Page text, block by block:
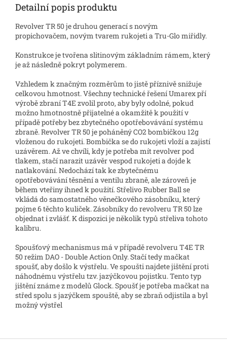
Detailní popis produktu
Revolver TR 50 je druhou generací s novým
propichovačem, novým tvarem rukojeti a Tru-Glo miřidly.
Konstrukce je tvořena slitinovým základním rámem, který
je až následně pokryt polymerem.
Vzhledem k značným rozměrům to jistě příznivě snižuje
celkovou hmotnost. Všechny technické řešení Umarex pří
výrobě zbraní T4E zvolil proto, aby byly odolné, pokud
možno hmotnostně přijatelné a okamžitě k použití v
případě potřeby bez zbytečného opotřebovávání systému
zbraně. Revolver TR 50 je poháněný CO2 bombičkou 12g
vloženou do rukojeti. Bombička se do rukojeti vloží a zajistí
uzávěrem. Až ve chvíli, kdy je potřeba mít revolver pod
tlakem, stačí narazit uzávěr vespod rukojeti a dojde k
natlakování. Nedochází tak ke zbytečnému
opotřebovávání těsnění a ventilu zbraně, ale zároveň je
během vteřiny ihned k použití. Střelivo Rubber Ball se
vkládá do samostatného věnečkového zásobníku, který
pojme 6 těchto kuliček. Zásobníky do revolveru TR 50 lze
objednat i zvlášť. K dispozici je několik typů střeliva tohoto
kalibru.
Spoušťový mechanismus má v případě revolveru T4E TR
50 režim DAO - Double Action Only. Stačí tedy mačkat
spoušť, aby došlo k výstřelu. Ve spoušti najdete jištění proti
náhodnému výstřelu tzv. jazýčkovou pojistku. Tento typ
jištění známe z modelů Glock. Spoušť je potřeba mačkat na
střed spolu s jazýčkem spouště, aby se zbraň odjistila a byl
možný výstřel